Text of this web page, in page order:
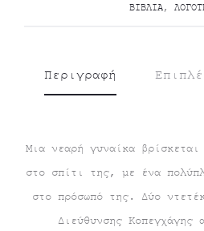
ΒΙΒΛΊΑ,
Περιγραφή
Μια νεαρή γυναίκα βρίσκεται
στο σπίτι της, με ένα
στο πρόσωπό της. Δύο
Διεύθυνσης Κοπεγχάγης